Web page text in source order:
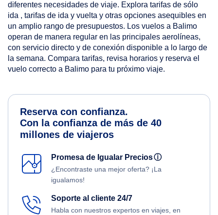
diferentes necesidades de viaje. Explora tarifas de sólo
ida , tarifas de ida y vuelta y otras opciones asequibles en
un amplio rango de presupuestos. Los vuelos a Balimo
operan de manera regular en las principales aerolíneas,
con servicio directo y de conexión disponible a lo largo de
la semana. Compara tarifas, revisa horarios y reserva el
vuelo correcto a Balimo para tu próximo viaje.
Reserva con confianza.
Con la confianza de más de 40
millones de viajeros
Promesa de Igualar Preciosⓘ
¿Encontraste una mejor oferta? ¡La
igualamos!
Soporte al cliente 24/7
Habla con nuestros expertos en viajes, en